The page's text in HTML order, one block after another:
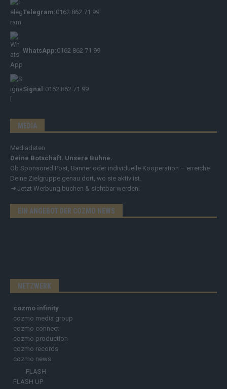
Telegram:0162 862 71 99
WhatsApp:0162 862 71 99
Signal:0162 862 71 99
MEDIA
Mediadaten
Deine Botschaft. Unsere Bühne.
Ob Sponsored Post, Banner oder individuelle Kooperation – erreiche
Deine Zielgruppe genau dort, wo sie aktiv ist.
➔ Jetzt Werbung buchen & sichtbar werden!
EIN ANGEBOT DER COZMO NEWS
NETZWERK
cozmo infinity
cozmo media group
cozmo connect
cozmo production
cozmo records
cozmo news
FLASH
FLASH UP